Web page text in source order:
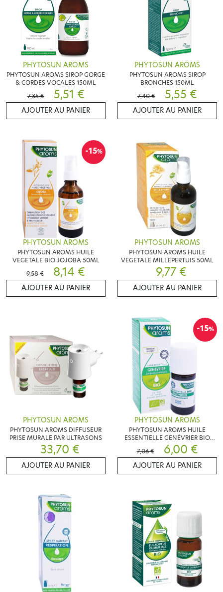
PHYTOSUN AROMS
PHYTOSUN AROMS SIROP GORGE
& CORDES VOCALES 150ML
7,35 €
5,51 €
AJOUTER AU PANIER
PHYTOSUN AROMS
PHYTOSUN AROMS SIROP
BRONCHES 150ML
7,40 €
5,55 €
AJOUTER AU PANIER
-15%
PHYTOSUN AROMS
PHYTOSUN AROMS HUILE
VEGETALE BIO JOJOBA 50ML
9,58 €
8,14 €
AJOUTER AU PANIER
PHYTOSUN AROMS
PHYTOSUN AROMS HUILE
VEGETALE MILLEPERTUIS 50ML
9,77 €
AJOUTER AU PANIER
PHYTOSUN AROMS
PHYTOSUN AROMS DIFFUSEUR
PRISE MURALE PAR ULTRASONS
33,70 €
AJOUTER AU PANIER
-15%
PHYTOSUN AROMS
PHYTOSUN AROMS HUILE
ESSENTIELLE GENÉVRIER BIO
5ML
7,06 € 6,00 €
AJOUTER AU PANIER